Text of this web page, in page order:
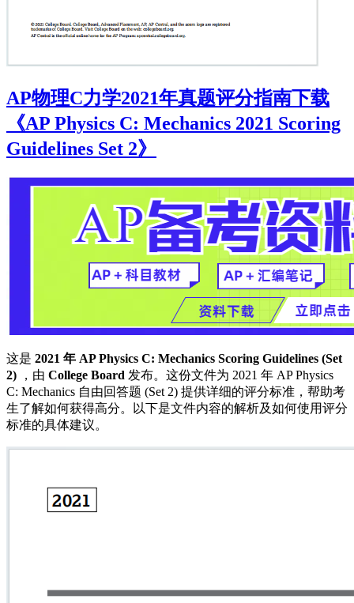
AP物理C力学2021年真题评分指南下载
《AP Physics C: Mechanics 2021 Scoring
Guidelines Set 2》
这是 2021 年 AP Physics C: Mechanics Scoring Guidelines (Set
2) ，由 College Board 发布。这份文件为 2021 年 AP Physics
C: Mechanics 自由回答题 (Set 2) 提供详细的评分标准，帮助考
生了解如何获得高分。以下是文件内容的解析及如何使用评分
标准的具体建议。